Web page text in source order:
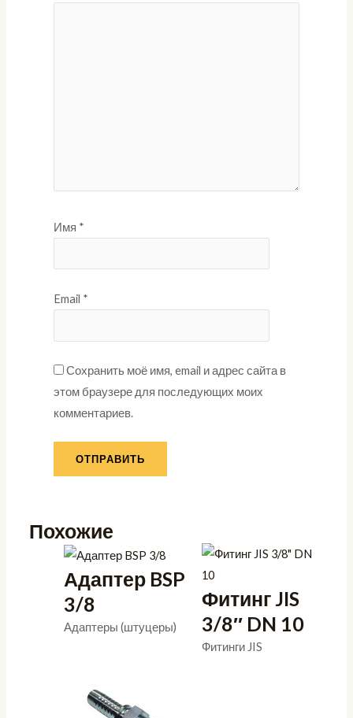
Имя *
Email *
Сохранить моё имя, email и адрес сайта в
этом браузере для последующих моих
комментариев.
Похожие
Адаптер BSP
3/8
Адаптеры (штуцеры)
Фитинг JIS
3/8″ DN 10
Фитинги JIS